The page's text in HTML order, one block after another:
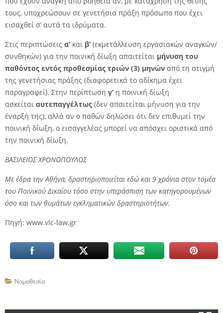
τους, υποχρεώσουν σε γενετήσια πράξη πρόσωπο που έχει
εισαχθεί σ’ αυτά τα ιδρύματα.
Στις περιπτώσεις α’ και β’ (εκμετάλλευση εργασιακών αναγκών/
συνθηκών) για την ποινική δίωξη απαιτείται μήνυση του
παθόντος εντός προθεσμίας τριών (3) μηνών από τη στιγμή
της γενετήσιας πράξης (διαφορετικά το αδίκημα έχει
παραγραφεί). Στην περίπτωση γ’ η ποινική δίωξη
ασκείται αυτεπαγγέλτως (δεν απαιτείται μήνυση για την
έναρξή της), αλλά αν ο παθών δηλώσει ότι δεν επιθυμεί την
ποινική δίωξη, ο εισαγγελέας μπορεί να απόσχει οριστικά από
την ποινική δίωξη.
ΒΑΣΙΛΕΙΟΣ ΧΡΟΝΟΠΟΥΛΟΣ
Με έδρα την Αθήνα, δραστηριοποιείται εδώ και 9 χρόνια στον τομέα
του Ποινικού Δικαίου τόσο στην υπεράσπιση των κατηγορουμένων
όσο και των θυμάτων εγκληματικών δραστηριοτήτων.
Πηγή: www.vlc-law.gr
Νομοθεσία